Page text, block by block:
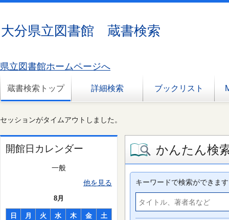
大分県立図書館 蔵書検索
県立図書館ホームページへ
蔵書検索トップ 詳細検索 ブックリスト
セッションがタイムアウトしました。
開館日カレンダー
一般
他を見る
8月
日 月 火 水 木 金 土
かんたん検
キーワードで検索ができます